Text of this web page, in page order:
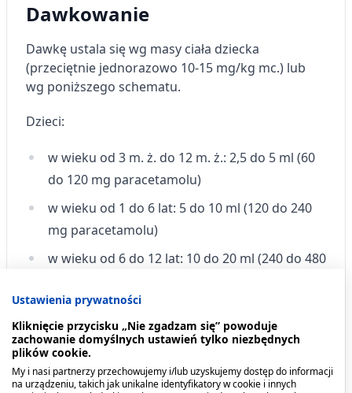
Dawkowanie
Dawkę ustala się wg masy ciała dziecka
(przeciętnie jednorazowo 10-15 mg/kg mc.) lub
wg poniższego schematu.
Dzieci:
w wieku od 3 m. ż. do 12 m. ż.: 2,5 do 5 ml (60
do 120 mg paracetamolu)
w wieku od 1 do 6 lat: 5 do 10 ml (120 do 240
mg paracetamolu)
w wieku od 6 do 12 lat: 10 do 20 ml (240 do 480
U dzieci w wieku poniżej 2 lat lek należy stosować
w porozumieniu z lekarzem. Nie należy podawać
leku częściej niż co 4 godziny, maksymalnie do 4
Ustawienia prywatności
Kliknięcie przycisku „Nie zgadzam się” powoduje
zachowanie domyślnych ustawień tylko niezbędnych
plików cookie.
My i nasi partnerzy przechowujemy i/lub uzyskujemy dostęp do informacji
na urządzeniu, takich jak unikalne identyfikatory w cookie i innych